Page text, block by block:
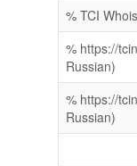
% TCI
% https://
Russian)
% https://
Russian)